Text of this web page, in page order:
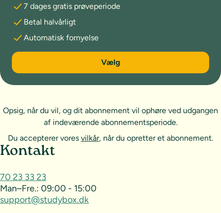
7 dages gratis prøveperiode
Betal halvårligt
Automatisk fornyelse
6 måneder
Vælg
Opsig, når du vil, og dit abonnement vil ophøre ved udgangen
af indeværende abonnementsperiode.
Du accepterer vores vilkår, når du opretter et abonnement.
Sideoversigt og kontakt
Kontakt
70 23 33 23
Man–Fre.: 09:00 - 15:00
support@studybox.dk